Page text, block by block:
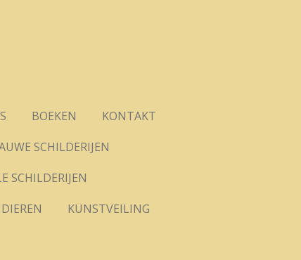
BOEKEN
KONTAKT
SCHILDERIJEN
SCHILDERIJEN
DIEREN
KUNSTVEILING